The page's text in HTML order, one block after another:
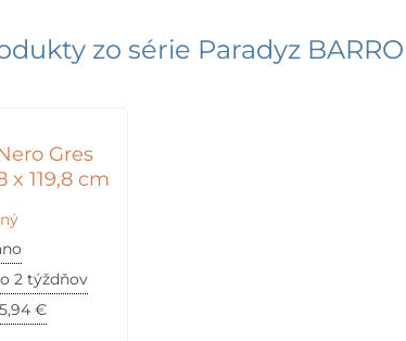
zo série Paradyz BARRO
Gres
x 119,8 cm
2 týždňov
€